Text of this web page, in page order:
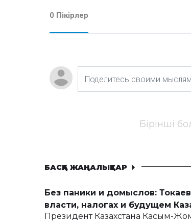
0 Пікірлер
Бірінші
БАСҚА ЖАҢАЛЫҚТАР
Без паники и домыслов:
власти, налогах и будущем
Президент Казахстана Касым-